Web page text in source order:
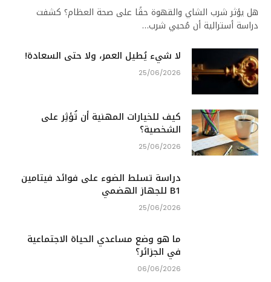
هل يؤثر شرب الشاي والقهوة حقًا على صحة العظام؟ كشفت
دراسة أسترالية أن مُحبي شرب…
لا شيء يُطيل العمر، ولا حتى السعادة!
25/06/2026
كيف للخيارات المهنية أن تُؤثِر على
الشخصية؟
25/06/2026
دراسة تسلط الضوء على فوائد فيتامين
B1 للجهاز الهضمي
25/06/2026
ما هو وضع مساعدي الحياة الاجتماعية
في الجزائر؟
06/06/2026